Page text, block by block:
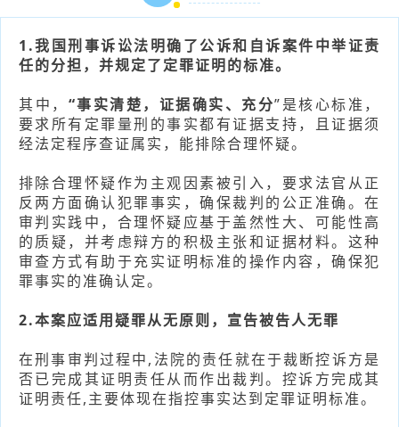
1.我国刑事诉讼法明确了公诉和自诉案件中举证责
任的分担，并规定了定罪证明的标准。
其中， “事实清楚，证据确实、充分”是核心标准，
要求所有定罪量刑的事实都有证据支持，且证据须
经法定程序查证属实，能排除合理怀疑。
排除合理怀疑作为主观因素被引入，要求法官从正
反两方面确认犯罪事实，确保裁判的公正准确。在
审判实践中，合理怀疑应基于盖然性大、可能性高
的质疑，并考虑辩方的积极主张和证据材料。这种
审查方式有助于充实证明标准的操作内容，确保犯
罪事实的准确认定。
2.本案应适用疑罪从无原则，宣告被告人无罪
在刑事审判过程中,法院的责任就在于裁断控诉方是
否已完成其证明责任从而作出裁判。控诉方完成其
证明责任,主要体现在指控事实达到定罪证明标准。